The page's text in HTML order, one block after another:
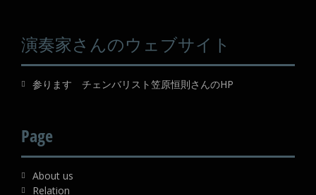
演奏家さんのウェブサイト
参ります チェンバリスト笠原恒則さんのHP
Page
About us
Relation